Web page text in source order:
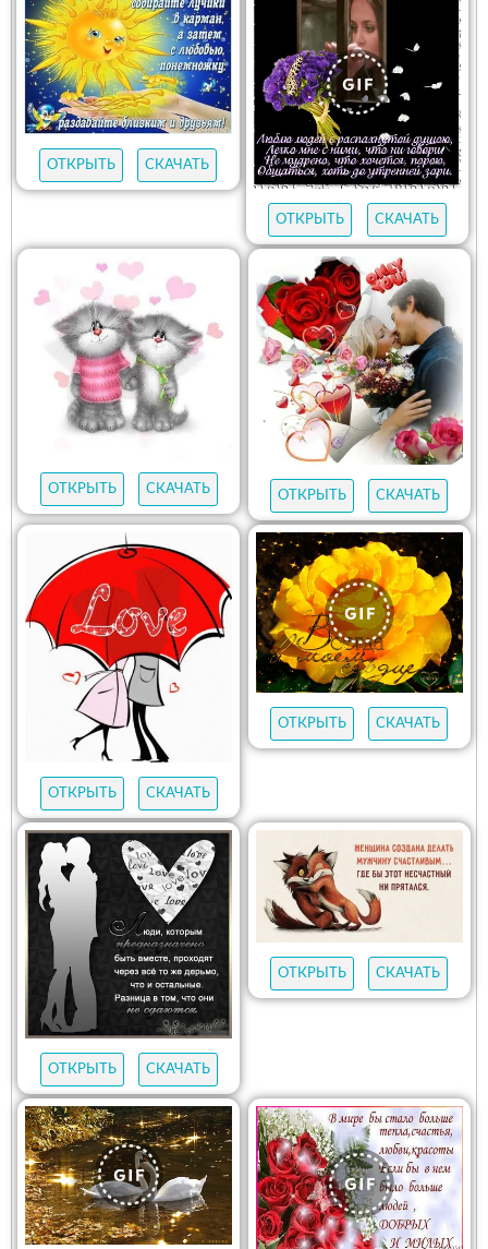
ОТКРЫТЬ СКАЧАТЬ
ОТКРЫТЬ СКАЧАТЬ
ОТКРЫТЬ СКАЧАТЬ ОТКРЫТЬ СКАЧАТЬ
ОТКРЫТЬ СКАЧАТЬ
ОТКРЫТЬ СКАЧАТЬ
ОТКРЫТЬ СКАЧАТЬ
ОТКРЫТЬ СКАЧАТЬ